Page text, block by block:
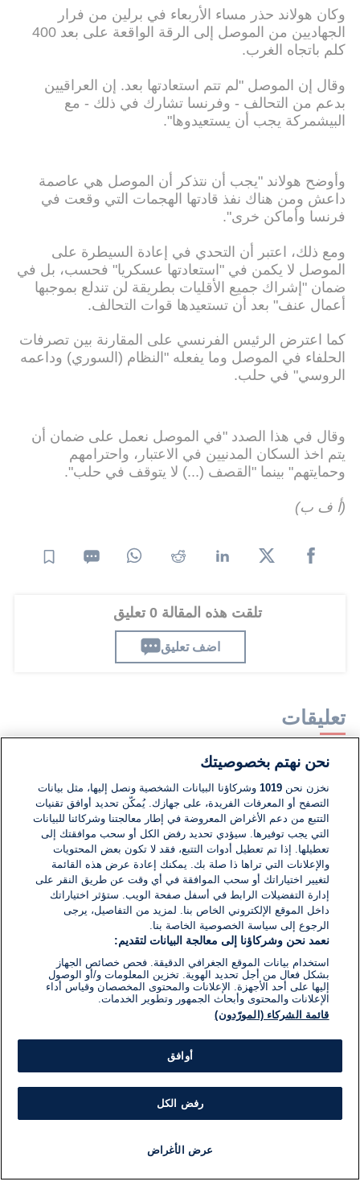
وكان هولاند حذر مساء الأربعاء في برلين من فرار
الجهاديين من الموصل إلى الرقة الواقعة على بعد 400
كلم باتجاه الغرب.
وقال إن الموصل "لم تتم استعادتها بعد. إن العراقيين
بدعم من التحالف - وفرنسا تشارك في ذلك - مع
البيشمركة يجب أن يستعيدوها".
وأوضح هولاند "يجب أن نتذكر أن الموصل هي عاصمة
داعش ومن هناك نفذ قادتها الهجمات التي وقعت في
فرنسا وأماكن خرى".
ومع ذلك، اعتبر أن التحدي في إعادة السيطرة على
الموصل لا يكمن في "استعادتها عسكريا" فحسب، بل في
ضمان "إشراك جميع الأقليات بطريقة لن تندلع بموجبها
أعمال عنف" بعد أن تستعيدها قوات التحالف.
كما اعترض الرئيس الفرنسي على المقارنة بين تصرفات
الحلفاء في الموصل وما يفعله "النظام (السوري) وداعمه
الروسي" في حلب.
وقال في هذا الصدد "في الموصل نعمل على ضمان أن
يتم اخذ السكان المدنيين في الاعتبار، واحترامهم
وحمايتهم" بينما "القصف (...) لا يتوقف في حلب".
(أ ف ب)
تلقت هذه المقالة 0 تعليق
اضف تعليق
تعليقات
لا توجد تعليقات مكتوبة حتى الآن. كن الأول!
اكتب تعليقًا جديدًا ...
نحن نهتم بخصوصيتك
نخزن نحن1019 وشركاؤنا البيانات الشخصية ونصل إليها، مثل بيانات
التصفح أو المعرفات الفريدة، على جهازك. يُمكّن تحديد أوافق تقنيات
التتبع من دعم الأغراض المعروضة في إطار معالجتنا وشركائنا للبيانات
التي يجب توفيرها. سيؤدي تحديد رفض الكل أو سحب موافقتك إلى
تعطيلها. إذا تم تعطيل أدوات التتبع، فقد لا تكون بعض المحتويات
والإعلانات التي تراها ذا صلة بك. يمكنك إعادة عرض هذه القائمة
لتغيير اختياراتك أو سحب الموافقة في أي وقت عن طريق النقر على
إدارة التفضيلات الرابط في أسفل صفحة الويب. ستؤثر اختياراتك
داخل الموقع الإلكتروني الخاص بنا. لمزيد من التفاصيل، يرجى
الرجوع إلى سياسة الخصوصية الخاصة بنا.
نعمد نحن وشركاؤنا إلى معالجة البيانات لتقديم:
استخدام بيانات الموقع الجغرافي الدقيقة. فحص خصائص الجهاز
بشكل فعال من أجل تحديد الهوية. تخزين المعلومات و/أو الوصول
إليها على أحد الأجهزة. الإعلانات والمحتوى المخصصان وقياس أداء
الإعلانات والمحتوى وأبحاث الجمهور وتطوير الخدمات.
قائمة الشركاء (المورّدون)
أوافق
رفض الكل
عرض الأغراض